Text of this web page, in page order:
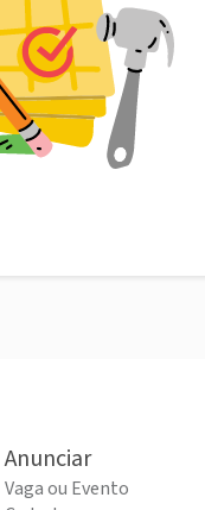
Anunciar
Vaga ou Evento